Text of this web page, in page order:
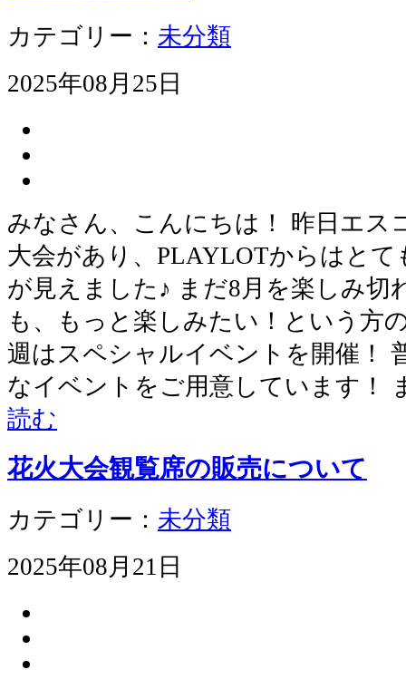
カテゴリー： 未分類
2025年08月25日
みなさん、こんにちは！ 昨日エス
大会があり、PLAYLOTからはと
が見えました♪ まだ8月を楽しみ切
も、もっと楽しみたい！という方
週はスペシャルイベントを開催！
なイベントをご用意しています！
読む
花火大会観覧席の販売について
カテゴリー： 未分類
2025年08月21日